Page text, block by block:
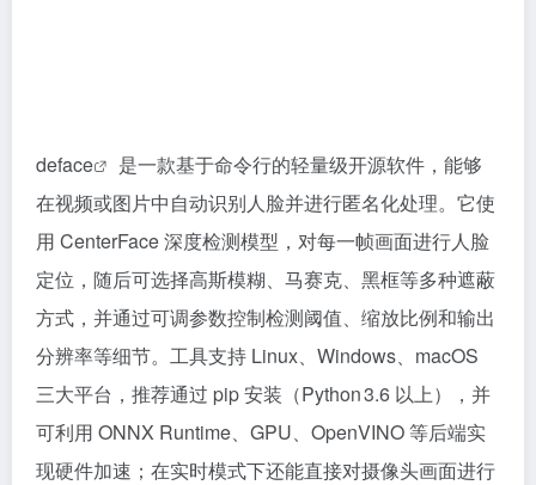
deface
是一款基于命令行的轻量级开源软件，能够
在视频或图片中自动识别人脸并进行匿名化处理。它使
用 CenterFace 深度检测模型，对每一帧画面进行人脸
定位，随后可选择高斯模糊、马赛克、黑框等多种遮蔽
方式，并通过可调参数控制检测阈值、缩放比例和输出
分辨率等细节。工具支持 Linux、Windows、macOS
三大平台，推荐通过 pip 安装（Python 3.6 以上），并
可利用 ONNX Runtime、GPU、OpenVINO 等后端实
现硬件加速；在实时模式下还能直接对摄像头画面进行